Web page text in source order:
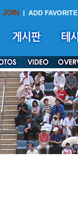
JOIN | ADD FAVORITE